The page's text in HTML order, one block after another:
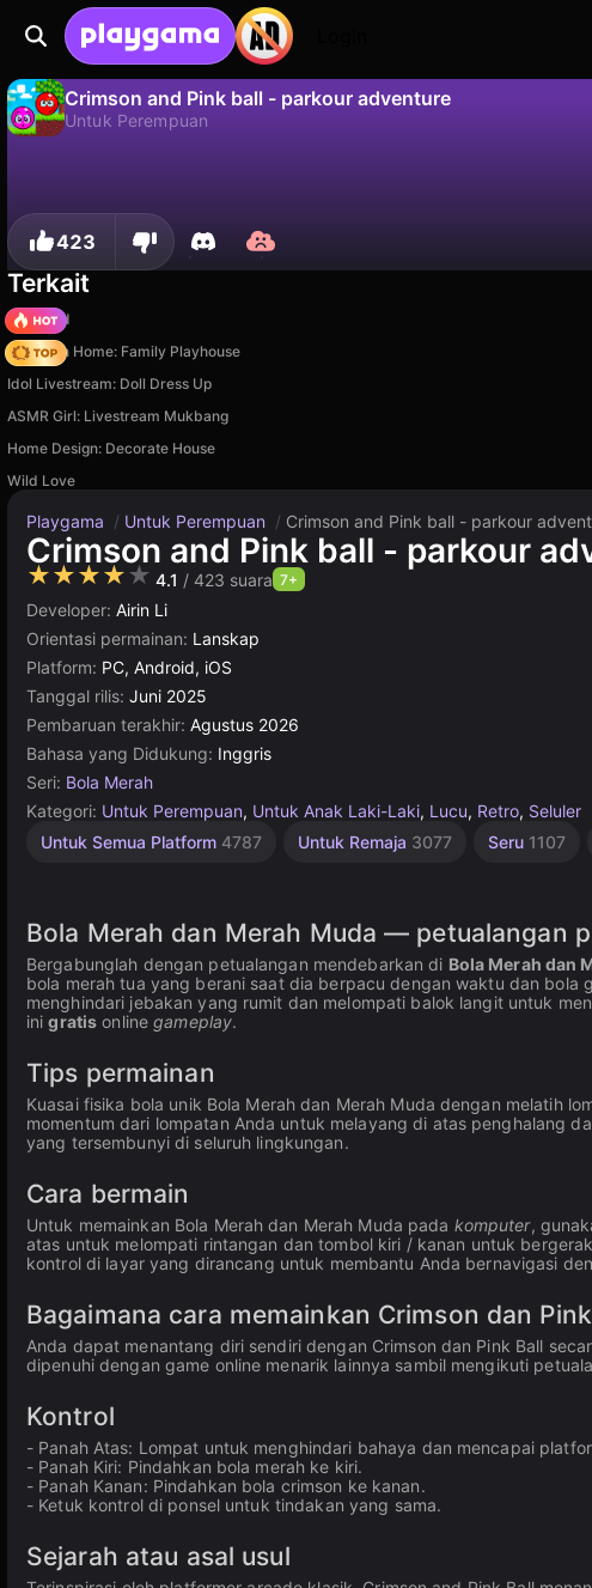
Crimson and Pink ball - parkour adventure
Untuk Perempuan
423
Terkait
TB World
My Town Home: Family Playhouse
Idol Livestream: Doll Dress Up
ASMR Girl: Livestream Mukbang
Home Design: Decorate House
Wild Love
Playgama / Untuk Perempuan / Crimson and Pink ball - parkour
Crimson and Pink ball - parkour
★★★★★ 4.1 / 423 suara 7+
Developer: Airin Li
Orientasi permainan: Lanskap
Platform: PC, Android, iOS
Tanggal rilis: Juni 2025
Pembaruan terakhir: Agustus 2026
Bahasa yang Didukung: Inggris
Seri: Bola Merah
Kategori: Untuk Perempuan, Untuk Anak Laki-Laki, Lucu, Retro, Seluler
Untuk Semua Platform 4787 Untuk Remaja 3077 Seru 1107
Indie
Rekomendasi
Untuk
Online
Konstruksi
Bola Merah dan Merah Muda — petualangan
Bergabunglah dengan petualangan mendebarkan di Bola Merah dan
bola merah tua yang berani saat dia berpacu dengan waktu dan bola
menghindari jebakan yang rumit dan melompati balok langit untuk
inigratis onlinegameplay.
Tips permainan
Kuasai fisika bola unik Bola Merah dan Merah Muda dengan melatih
momentum dari lompatan Anda untuk melayang di atas penghalang
yang tersembunyi di seluruh lingkungan.
Cara bermain
Untuk memainkan Bola Merah dan Merah Muda pada komputer,
atas untuk melompati rintangan dan tombol kiri / kanan untuk
kontrol di layar yang dirancang untuk membantu Anda bernavigasi
Bagaimana cara memainkan Crimson dan
Anda dapat menantang diri sendiri dengan Crimson dan Pink Ball
dipenuhi dengan game online menarik lainnya sambil mengikuti
Kontrol
- Panah Atas: Lompat untuk menghindari bahaya dan mencapai
- Panah Kiri: Pindahkan bola merah ke kiri.
- Panah Kanan: Pindahkan bola crimson ke kanan.
- Ketuk kontrol di ponsel untuk tindakan yang sama.
Sejarah atau asal usul